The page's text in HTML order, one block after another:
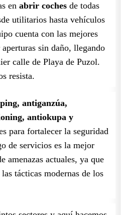
en abrir coches de todas
utilitarios hasta vehículos
cuenta con las mejores
sin daño, llegando
calle de Playa de Puzol.
resista.
antiganzúa,
antiokupa y
para fortalecer la seguridad
de servicios es la mejor
amenazas actuales, ya que
tácticas modernas de los